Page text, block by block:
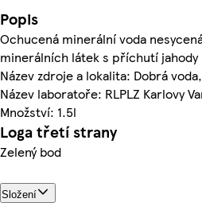
Popis
Ochucená minerální voda
minerálních látek s příchutí jahody
Název zdroje a lokalita: Dobrá
Název laboratoře: RLPLZ Karlovy
Množství: 1.5l
Loga třetí strany
Zelený bod
Složení